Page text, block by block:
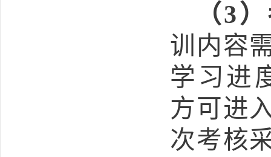
（3
训内容
学习进
方可进
次考核